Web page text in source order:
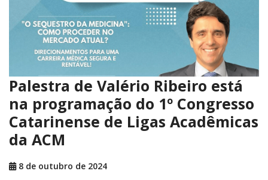
Palestra de Valério Ribeiro está
na programação do 1º Congresso
Catarinense de Ligas Acadêmicas
da ACM
8 de outubro de 2024